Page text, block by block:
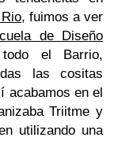
, fuimos a ver
de Diseño
el Barrio,
las cositas
acabamos en el
Triitme y
utilizando una